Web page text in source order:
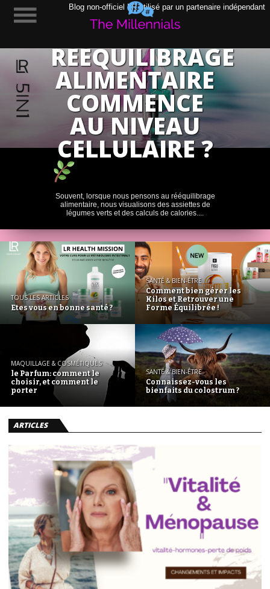
Blog non-officiel LR utilisé par un partenaire indépendant
POURQUOI
LE
RÉÉQUILIBRAGE
ALIMENTAIRE
COMMENCE
AU NIVEAU
CELLULAIRE ?
Souvent, lorsque nous pensons au rééquilibrage
alimentaire, nous visualisons des assiettes de
légumes verts et des calculs de calories....
TOUS LES ARTICLES
Etes vous en bonne santé ?
SANTÉ & BIEN-ÊTRE
Comment bien gérer les
Kilos et Retrouver une
Forme Équilibrée !
MAQUILLAGE & COSMÉTIQUES
le Parfum: comment le
choisir, et comment le
porter
SANTÉ & BIEN-ÊTRE
Connaissez-vous les
bienfaits du colostrum ?
ARTICLES